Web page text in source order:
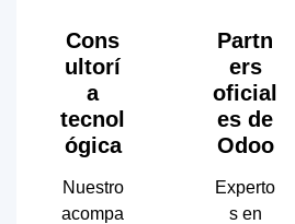
Cons
ultorí
a
tecnol
ógica
Nuestro
acompa
Partn
ers
oficial
es de
Odoo
Experto
s en